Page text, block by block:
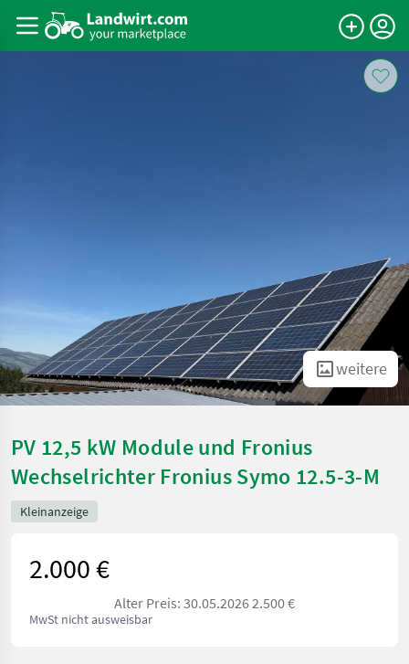
weitere
PV 12,5 kW Module und Fronius
Wechselrichter Fronius Symo 12.5-3-M
Kleinanzeige
2.000 €
Alter Preis: 30.05.2026 2.500 €
MwSt nicht ausweisbar